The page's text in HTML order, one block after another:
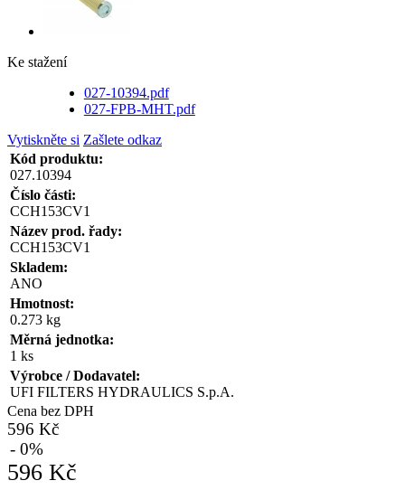
Ke stažení
027-10394.pdf
027-FPB-MHT.pdf
Vytiskněte si Zašlete odkaz
Kód produktu:
027.10394
Číslo části:
CCH153CV1
Název prod. řady:
CCH153CV1
Skladem:
ANO
Hmotnost:
0.273 kg
Měrná jednotka:
1 ks
Výrobce / Dodavatel:
UFI FILTERS HYDRAULICS S.p.A.
Cena bez DPH
596 Kč
- 0%
596 Kč